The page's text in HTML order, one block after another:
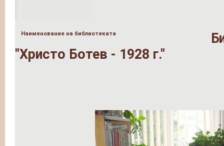
Наименование на библиотеката
"Христо Ботев - 1928 г."